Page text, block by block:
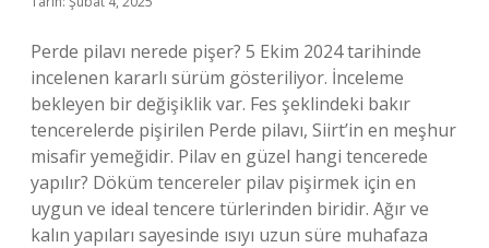
Perde pilavı nerede pişer? 5 Ekim 2024 tarihinde
incelenen kararlı sürüm gösteriliyor. İnceleme
bekleyen bir değişiklik var. Fes şeklindeki bakır
tencerelerde pişirilen Perde pilavı, Siirt’in en meşhur
misafir yemeğidir. Pilav en güzel hangi tencerede
yapılır? Döküm tencereler pilav pişirmek için en
uygun ve ideal tencere türlerinden biridir. Ağır ve
kalın yapıları sayesinde ısıyı uzun süre muhafaza